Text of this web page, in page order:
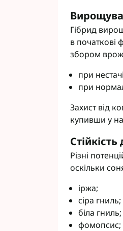
Гібрид
в початкові
збором
при
при
Захист від
купивши у
Різні
оскільки
іржа;
сіра гниль;
біла гниль;
фомопсис;